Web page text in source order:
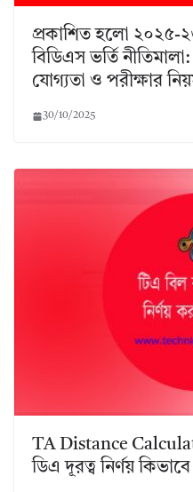
প্রকাশিত হলো ২০২৫-
বিডিএস ভর্তি
যোগ্যতা ও পরীক্ষার
30/10/2025
TA Distance
ডিএ দূরত্ব নির্ণয়